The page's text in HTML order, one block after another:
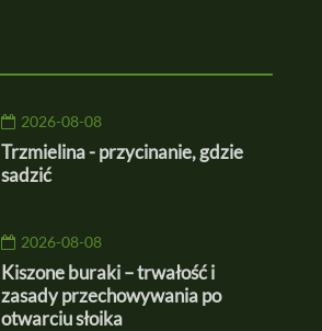
2026-08-08
Trzmielina - przycinanie, gdzie
sadzić
2026-08-08
Kiszone buraki – trwałość i
zasady przechowywania po
otwarciu słoika